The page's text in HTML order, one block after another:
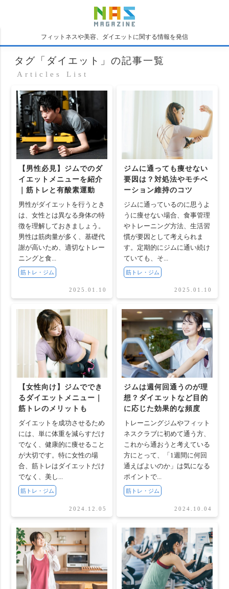
フィットネスや美容、ダイエットに関する情報を発信
タグ「ダイエット」の記事一覧
Articles List
【男性必見】ジムでのダ
イエットメニューを紹介
｜筋トレと有酸素運動
男性がダイエットを行うとき
は、女性とは異なる身体の特
徴を理解しておきましょう。
男性は筋肉量が多く、基礎代
謝が高いため、適切なトレー
ニングと食...
筋トレ・ジム
2025.01.10
ジムに通っても痩せない
要因は？対処法やモチベ
ーション維持のコツ
ジムに通っているのに思うよ
うに痩せない場合、食事管理
やトレーニング方法、生活習
慣が要因として考えられま
す。定期的にジムに通い続け
ていても、そ...
筋トレ・ジム
2025.01.10
【女性向け】ジムででき
るダイエットメニュー｜
筋トレのメリットも
ダイエットを成功させるため
には、単に体重を減らすだけ
でなく、健康的に痩せること
が大切です。特に女性の場
合、筋トレはダイエットだけ
でなく、美し...
筋トレ・ジム
2024.12.05
ジムは週何回通うのが理
想？ダイエットなど目的
に応じた効果的な頻度
トレーニングジムやフィット
ネスクラブに初めて通う方、
これから通おうと考えている
方にとって、「1週間に何回
通えばよいのか」は気になる
ポイントで...
筋トレ・ジム
2024.10.04